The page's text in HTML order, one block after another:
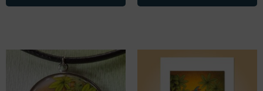
Tento produkt má více variant.